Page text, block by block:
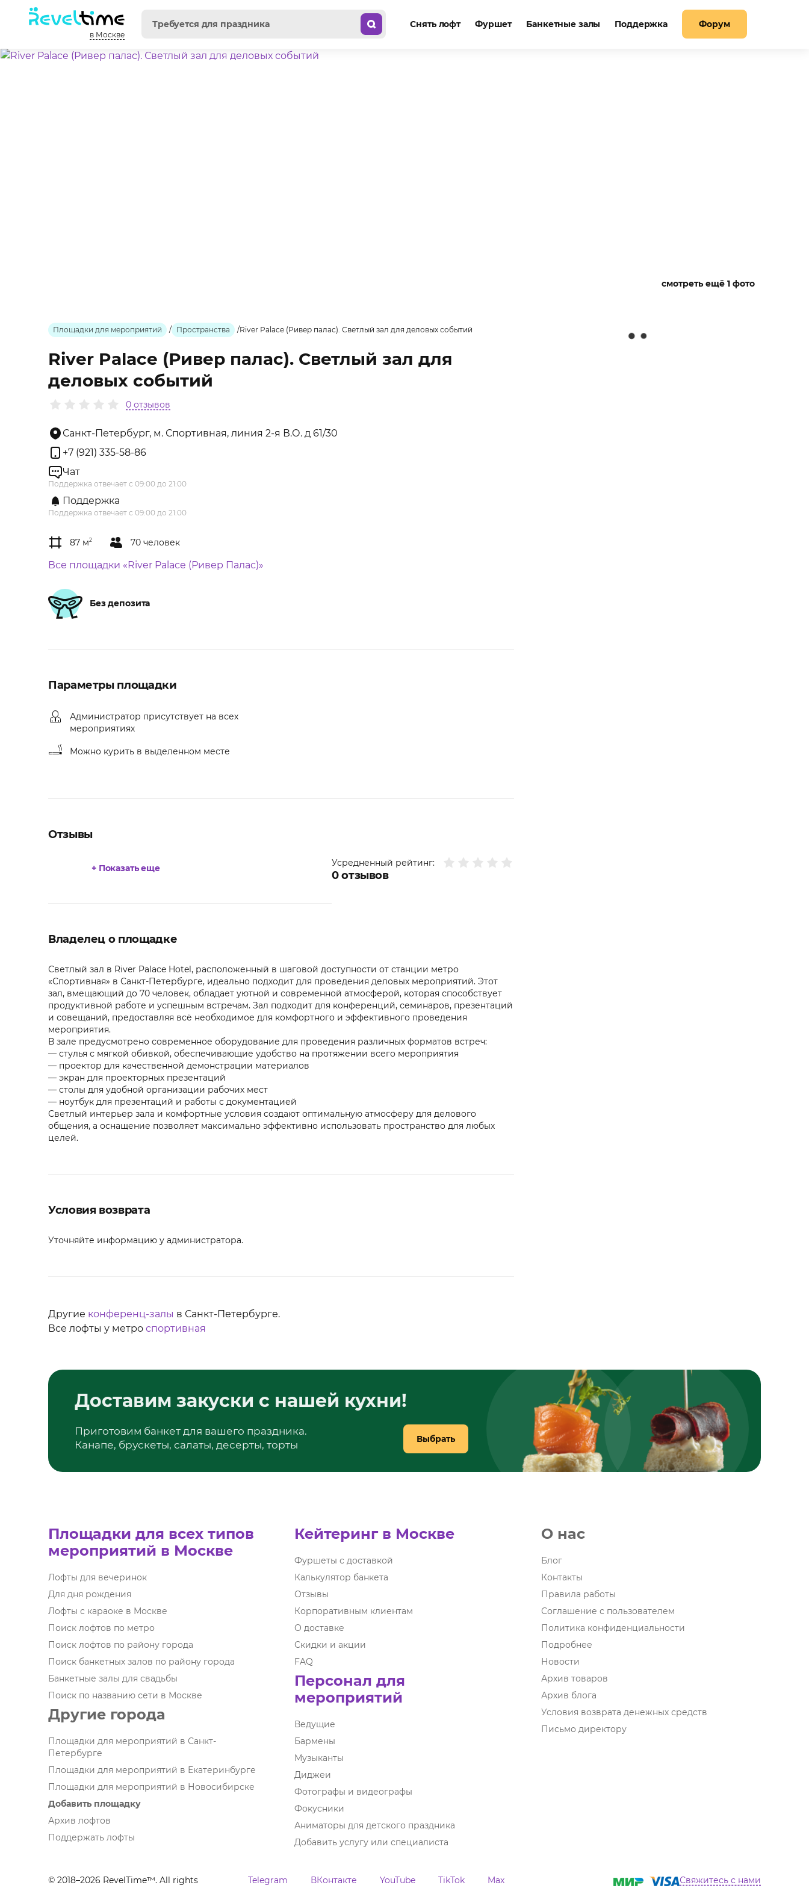
в Москве
Снять лофт Фуршет Банкетные залы Поддержка Форум
смотреть ещё 1 фото
Площадки для мероприятий / Пространства /River Palace (Ривер палас). Светлый зал для деловых событий
River Palace (Ривер палас). Светлый зал для
деловых событий
0 отзывов
Санкт-Петербург, м. Спортивная, линия 2-я В.О. д 61/30
+7 (921) 335-58-86
Чат
Поддержка отвечает с 09:00 до 21:00
Поддержка
Поддержка отвечает с 09:00 до 21:00
87 м2 70 человек
Все площадки «River Palace (Ривер Палас)»
Без депозита
Параметры площадки
Администратор присутствует на всех
мероприятиях
Можно курить в выделенном месте
Отзывы
Усредненный рейтинг:
0отзывов
+ Показать еще
Владелец о площадке
Светлый зал в River Palace Hotel, расположенный в шаговой доступности от станции метро
«Спортивная» в Санкт-Петербурге, идеально подходит для проведения деловых мероприятий. Этот
зал, вмещающий до 70 человек, обладает уютной и современной атмосферой, которая способствует
продуктивной работе и успешным встречам. Зал подходит для конференций, семинаров, презентаций
и совещаний, предоставляя всё необходимое для комфортного и эффективного проведения
мероприятия.
В зале предусмотрено современное оборудование для проведения различных форматов встреч:
— стулья с мягкой обивкой, обеспечивающие удобство на протяжении всего мероприятия
— проектор для качественной демонстрации материалов
— экран для проекторных презентаций
— столы для удобной организации рабочих мест
— ноутбук для презентаций и работы с документацией
Светлый интерьер зала и комфортные условия создают оптимальную атмосферу для делового
общения, а оснащение позволяет максимально эффективно использовать пространство для любых
целей.
Условия возврата
Уточняйте информацию у администратора.
Другие конференц-залы в Санкт-Петербурге.
Все лофты у метро спортивная
Доставим закуски с нашей кухни!
Приготовим банкет для вашего праздника.
Канапе, брускеты, салаты, десерты, торты
Выбрать
Площадки для всех типов
мероприятий в Москве
Лофты для вечеринок
Для дня рождения
Лофты с караоке в Москве
Поиск лофтов по метро
Поиск лофтов по району города
Поиск банкетных залов по району города
Банкетные залы для свадьбы
Поиск по названию сети в Москве
Другие города
Площадки для мероприятий в Санкт-
Петербурге
Площадки для мероприятий в Екатеринбурге
Площадки для мероприятий в Новосибирске
Добавить площадку
Архив лофтов
Поддержать лофты
Кейтеринг в Москве
Фуршеты с доставкой
Калькулятор банкета
Отзывы
Корпоративным клиентам
О доставке
Скидки и акции
FAQ
Персонал для
мероприятий
Ведущие
Бармены
Музыканты
Диджеи
Фотографы и видеографы
Фокусники
Аниматоры для детского праздника
Добавить услугу или специалиста
О нас
Блог
Контакты
Правила работы
Соглашение с пользователем
Политика конфиденциальности
Подробнее
Новости
Архив товаров
Архив блога
Условия возврата денежных средств
Письмо директору
© 2018–2026 RevelTime™. All rights
Telegram ВКонтакте YouTube TikTok Max Свяжитесь с нами